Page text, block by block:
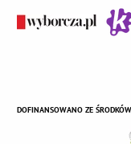
DOFINANSOWANO ZE